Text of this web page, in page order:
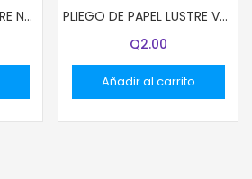
PLIEGO DE PAPEL LUSTRE NEGRO CON PUNTITOS BLANCOS
PLIEGO DE PAPEL LUSTRE VERDE LIMON CON PUNTITOS
Q2.00
Añadir al carrito